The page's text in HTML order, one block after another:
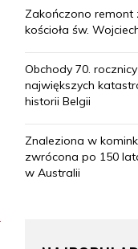
Zakończono remont
kościoła św.
Obchody 70.
największych
historii Belgii
Znaleziona w
zwrócona po 150
w Australii